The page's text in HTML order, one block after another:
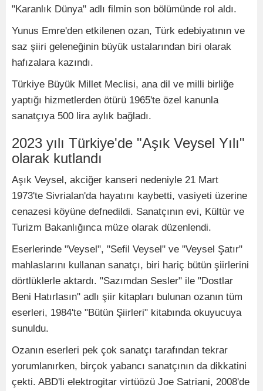
"Karanlık Dünya" adlı filmin son bölümünde rol aldı.
Yunus Emre'den etkilenen ozan, Türk edebiyatının ve
saz şiiri geleneğinin büyük ustalarından biri olarak
hafızalara kazındı.
Türkiye Büyük Millet Meclisi, ana dil ve milli birliğe
yaptığı hizmetlerden ötürü 1965'te özel kanunla
sanatçıya 500 lira aylık bağladı.
2023 yılı Türkiye'de "Aşık Veysel Yılı"
olarak kutlandı
Aşık Veysel, akciğer kanseri nedeniyle 21 Mart
1973'te Sivrialan'da hayatını kaybetti, vasiyeti üzerine
cenazesi köyüne defnedildi. Sanatçının evi, Kültür ve
Turizm Bakanlığınca müze olarak düzenlendi.
Eserlerinde "Veysel", "Sefil Veysel" ve "Veysel Şatır"
mahlaslarını kullanan sanatçı, biri hariç bütün şiirlerini
dörtlüklerle aktardı. "Sazımdan Sesler" ile "Dostlar
Beni Hatırlasın" adlı şiir kitapları bulunan ozanın tüm
eserleri, 1984'te "Bütün Şiirleri" kitabında okuyucuya
sunuldu.
Ozanın eserleri pek çok sanatçı tarafından tekrar
yorumlanırken, birçok yabancı sanatçının da dikkatini
çekti. ABD'li elektrogitar virtüözü Joe Satriani, 2008'de